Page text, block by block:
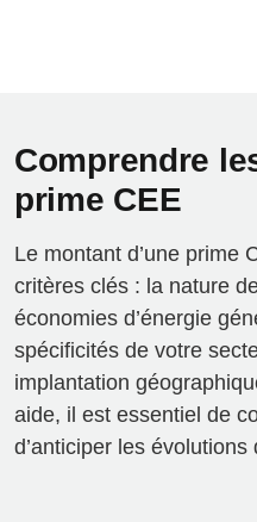
Comprendre
prime CEE
Le montant d’une prime
critères clés : la nature
économies d’énergie
spécificités de votre
implantation
aide, il est essentiel de
d’anticiper les évolutions